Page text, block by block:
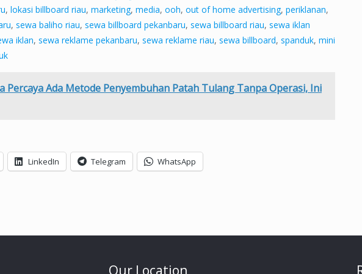
, lokasi billboard riau, marketing, media, ooh, out of home advertising, periklanan,
, sewa baliho riau, sewa billboard pekanbaru, sewa billboard riau, sewa iklan
iklan, sewa reklame pekanbaru, sewa reklame riau, sewa billboard, spanduk, mini
Percaya Ada Metode Penyembuhan Patah Tulang Tanpa Operasi, Ini
LinkedIn Telegram WhatsApp
Our Location